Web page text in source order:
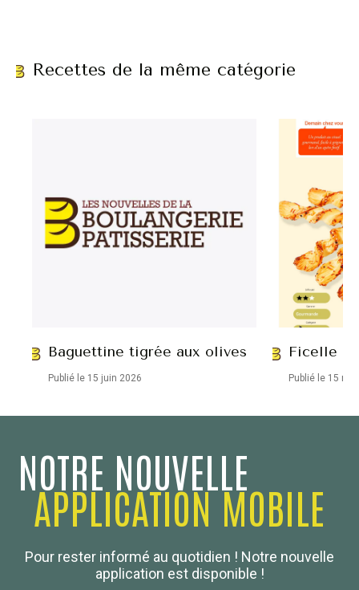
Recettes de la même catégorie
Baguettine tigrée aux olives
Publié le 15 juin 2026
Ficelle
Publié le 15
NOTRE NOUVELLE
APPLICATION MOBILE
Pour rester informé au quotidien ! Notre nouvelle
application est disponible !
Boulanger de France